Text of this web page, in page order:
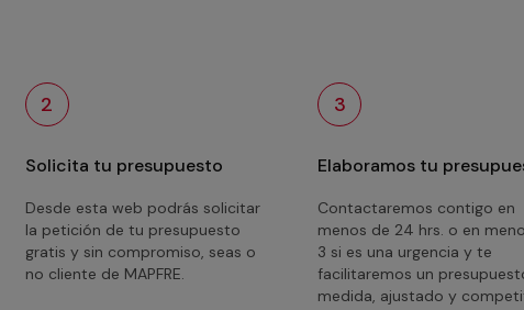
2
Solicita tu presupuesto
Desde esta web podrás solicitar
la petición de tu presupuesto
gratis y sin compromiso, seas o
no cliente de MAPFRE.
3
Elaboramos tu
Contactaremos contigo en
menos de 24 hrs. o en
3 si es una urgencia y te
facilitaremos un
medida, ajustado y